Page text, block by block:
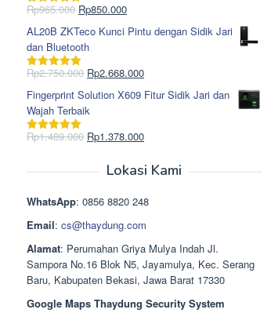
Dinilai5.00
Rp965.000 Harga
aslinya
adalah:
Rp965.000.
Rp850.000Harga
saat
ini
Rp850.000.
AL20B ZKTeco Kunci Pintu dengan Sidik Jari
dan Bluetooth
Dinilai5.00
Rp2.750.000 Harga
aslinya
adalah:
Rp2.750.000.
Rp2.668.000Harga
saat
ini
Rp2.668.000.
Fingerprint Solution X609 Fitur Sidik Jari dan
Wajah Terbaik
Dinilai5.00
Rp1.489.000 Harga
adalah:
Rp1.378.000Harga
ini
Rp1.378.000.
Lokasi Kami
WhatsApp: 0856 8820 248
Email: cs@thaydung.com
Alamat: Perumahan Griya Mulya Indah Jl.
Sampora No.16 Blok N5, Jayamulya, Kec. Serang
Baru, Kabupaten Bekasi, Jawa Barat 17330
Google Maps Thaydung Security System